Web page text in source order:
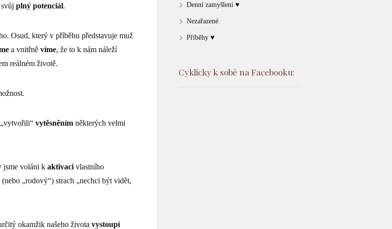
plný potenciál.
Osud, který v příběhu představuje muž
a vnitřně víme, že to k nám náleží
reálném životě.
vytěsněním některých velmi
jsme voláni k aktivaci vlastního
(nebo „rodový“) strach „nechci být vidět,
okamžik našeho života vystoupí
Denní zamyšlení ♥
Nezařazené
Příběhy ♥
Cyklicky k sobě na Facebooku: